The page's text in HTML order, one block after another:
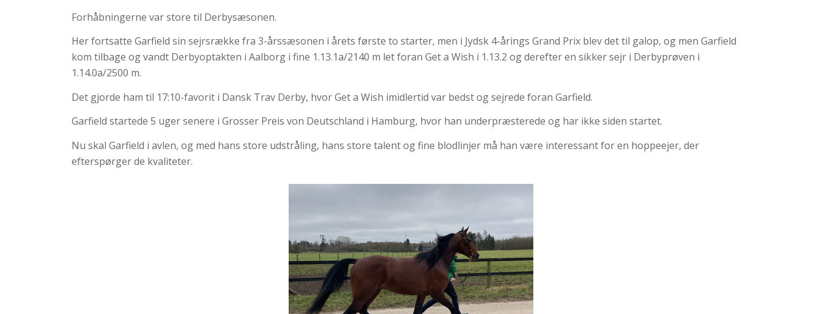
Forhåbningerne var store til Derbysæsonen.
Her fortsatte Garfield sin sejrsrække fra 3-årssæsonen i årets første to starter, men i Jydsk 4-årings Grand Prix blev det til galop, og men Garfield
kom tilbage og vandt Derbyoptakten i Aalborg i fine 1.13.1a/2140 m let foran Get a Wish i 1.13.2 og derefter en sikker sejr i Derbyprøven i
1.14.0a/2500 m.
Det gjorde ham til 17:10-favorit i Dansk Trav Derby, hvor Get a Wish imidlertid var bedst og sejrede foran Garfield.
Garfield startede 5 uger senere i Grosser Preis von Deutschland i Hamburg, hvor han underpræsterede og har ikke siden startet.
Nu skal Garfield i avlen, og med hans store udstråling, hans store talent og fine blodlinjer må han være interessant for en hoppeejer, der
efterspørger de kvaliteter.